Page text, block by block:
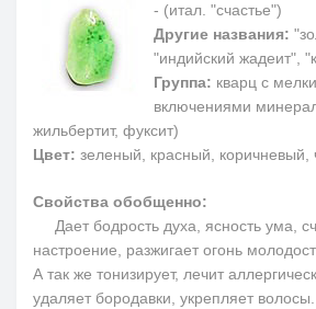
- (итал. "счастье")
Другие названия:
"индийский жадеит",
Группа: кварц с
включениями
жильбертит, фуксит)
Цвет: зеленый, красный, коричневый,
Свойства обобщенно:
Дает бодрость духа, ясность ума,
настроение, разжигает огонь
А так же тонизирует, лечит
удаляет бородавки, укрепляет волосы.